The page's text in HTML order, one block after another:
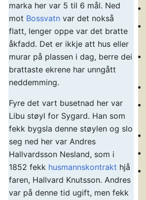
marka her var 5 til 6 mål. Ned
mot Bossvatn var det nokså
flatt, lenger oppe var det bratte
åkfadd. Det er ikkje att hus eller
murar på plassen i dag, berre dei
brattaste ekrene har unngått
neddemming.
Fyre det vart busetnad her var
Libu støyl for Sygard. Han som
fekk bygsla denne støylen og slo
seg ned her var Andres
Hallvardsson Nesland, som i
1852 fekk husmannskontrakt hjå
faren, Hallvard Knutsson. Andres
var på denne tid ugift, men fekk